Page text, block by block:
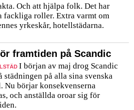
Och att hjälpa folk. Det har
roller. Extra varmt om
yrkeskår, hotellstädarna.
framtiden på Scandic
I början av maj drog Scandic
städningen på alla sina svenska
Nu börjar konsekvenserna
och anställda oroar sig för